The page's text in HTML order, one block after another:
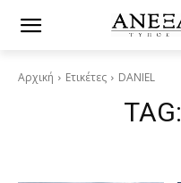
Αρχική Ετικέτες DANIEL
TAG: